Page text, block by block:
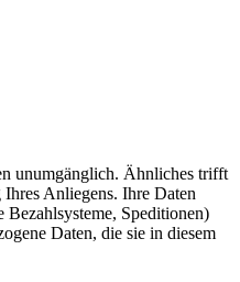
unumgänglich. Ähnliches trifft
Anliegens. Ihre Daten
Speditionen)
Daten, die sie in diesem